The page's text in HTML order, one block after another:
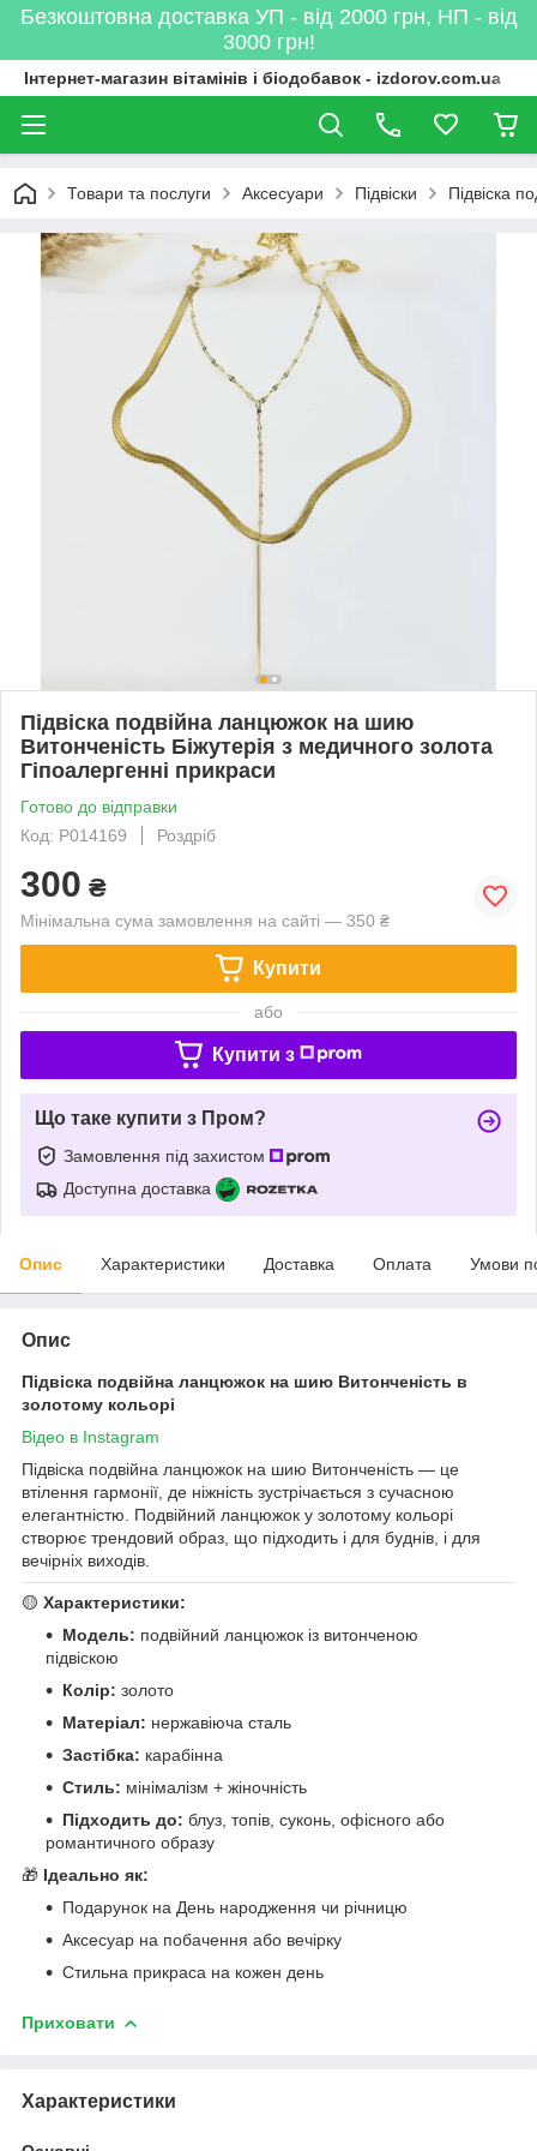
Безкоштовна доставка УП - від 2000 грн, НП - від
3000 грн!
Інтернет-магазин вітамінів і біодобавок - izdorov.com.ua
Товари та послуги Аксесуари Підвіски Підвіска
Підвіска подвійна ланцюжок на шию
Витонченість Біжутерія з медичного золота
Гіпоалергенні прикраси
Готово до відправки
Код: P014169
Роздріб
300 ₴
Мінімальна сума замовлення на сайті — 350 ₴
Купити
або
Купити з
Що таке купити з Пром?
Замовлення під захистом
Доступна доставка
Опис Характеристики Доставка Оплата Умови
Опис
Підвіска подвійна ланцюжок на шию Витонченість в
золотому кольорі
Відео в Instagram
Підвіска подвійна ланцюжок на шию Витонченість — це
втілення гармонії, де ніжність зустрічається з сучасною
елегантністю. Подвійний ланцюжок у золотому кольорі
створює трендовий образ, що підходить і для буднів, і для
вечірніх виходів.
🟡 Характеристики:
Модель: подвійний ланцюжок із витонченою
підвіскою
Колір: золото
Матеріал: нержавіюча сталь
Застібка: карабінна
Стиль: мінімалізм + жіночність
Підходить до: блуз, топів, суконь, офісного або
романтичного образу
🎁 Ідеально як:
Подарунок на День народження чи річницю
Аксесуар на побачення або вечірку
Стильна прикраса на кожен день
Приховати
Характеристики